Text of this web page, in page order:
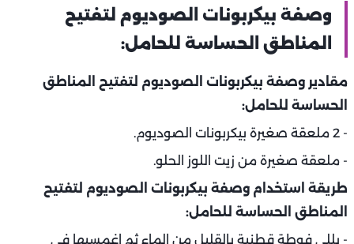
وصفة بيكربونات الصوديوم لتفتيح
المناطق الحساسة للحامل:
مقادير وصفة بيكربونات الصوديوم لتفتيح المناطق
الحساسة للحامل:
- 2 ملعقة صغيرة بيكربونات الصوديوم.
- ملعقة صغيرة من زيت اللوز الحلو.
طريقة استخدام وصفة بيكربونات الصوديوم لتفتيح
المناطق الحساسة للحامل:
- بللي فوطة قطنية بالقليل من الماء ثم اغمسيها في